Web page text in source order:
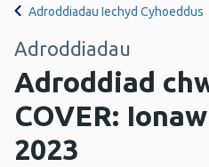
Adroddiadau Iechyd Cyhoeddus
Adroddiadau
Adroddiad
COVER:
2023